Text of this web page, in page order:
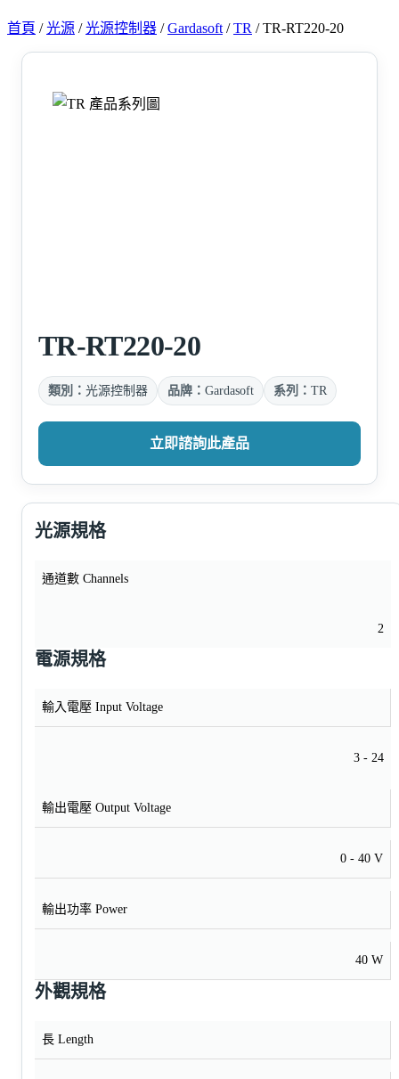
首頁 /光源 /光源控制器 /Gardasoft /TR /TR-RT220-20
TR-RT220-20
類別： 光源控制器 品牌： Gardasoft 系列： TR
立即諮詢此產品
光源規格
通道數 Channels
2
電源規格
輸入電壓 Input Voltage
3 - 24
輸出電壓 Output Voltage
0 - 40 V
輸出功率 Power
40 W
外觀規格
長 Length